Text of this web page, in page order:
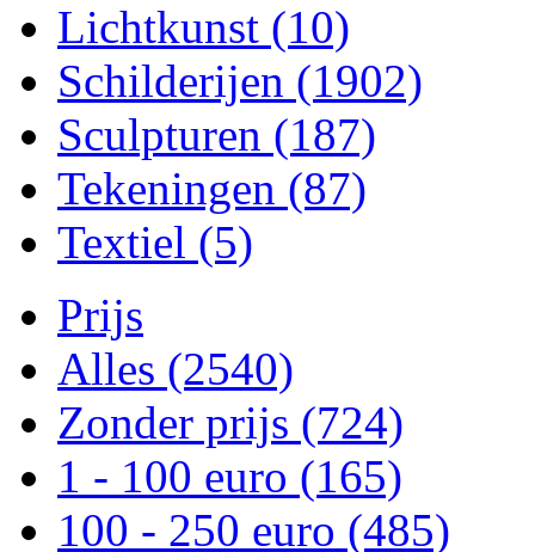
Lichtkunst (10)
Schilderijen (1902)
Sculpturen (187)
Tekeningen (87)
Textiel (5)
Prijs
Alles (2540)
Zonder prijs (724)
1 - 100 euro (165)
100 - 250 euro (485)